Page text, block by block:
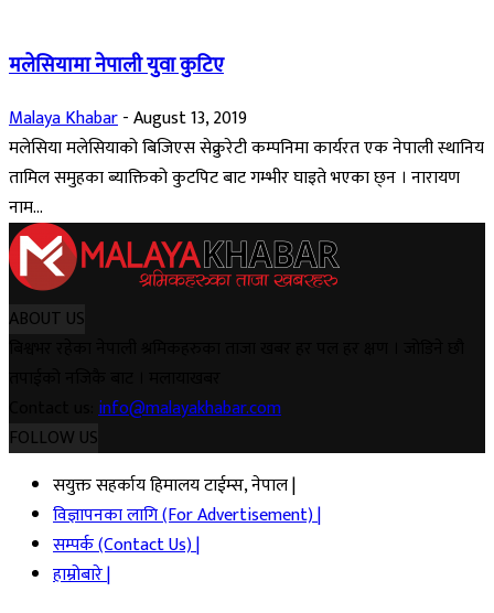
मलेसियामा नेपाली युवा कुटिए
Malaya Khabar-August 13, 2019
मलेसिया मलेसियाको बिजिएस सेक्रुरेटी कम्पनिमा कार्यरत एक नेपाली स्थानिय
तामिल समुहका ब्याक्तिको कुटपिट बाट गम्भीर घाइते भएका छ्न । नारायण
नाम...
ABOUT US
info@malayakhabar.com
FOLLOW US
सयुक्त सहर्काय हिमालय टाईम्स, नेपाल |
विज्ञापनका लागि (For Advertisement) |
सम्पर्क (Contact Us) |
हाम्रोबारे |